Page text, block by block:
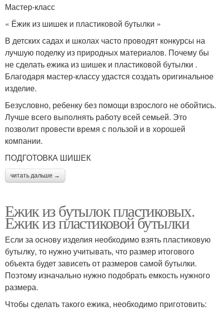
Мастер-класс
« Ёжик из шишек и пластиковой бутылки »
В детских садах и школах часто проводят конкурсы на
лучшую поделку из природных материалов. Почему бы
не сделать ежика из шишек и пластиковой бутылки .
Благодаря мастер-классу удастся создать оригинальное
изделие.
Безусловно, ребенку без помощи взрослого не обойтись.
Лучше всего выполнять работу всей семьей. Это
позволит провести время с пользой и в хорошей
компании.
ПОДГОТОВКА ШИШЕК
читать дальше →
Ежик из бутылок пластиковых.
Ежик из пластиковой бутылки
Если за основу изделия необходимо взять пластиковую
бутылку, то нужно учитывать, что размер итогового
объекта будет зависеть от размеров самой бутылки.
Поэтому изначально нужно подобрать емкость нужного
размера.
Чтобы сделать такого ежика, необходимо приготовить: